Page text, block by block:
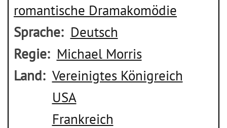
romantische Dramakomödie
Sprache
Deutsch
Regie
Michael Morris
Land
Vereinigtes Königreich
USA
Frankreich